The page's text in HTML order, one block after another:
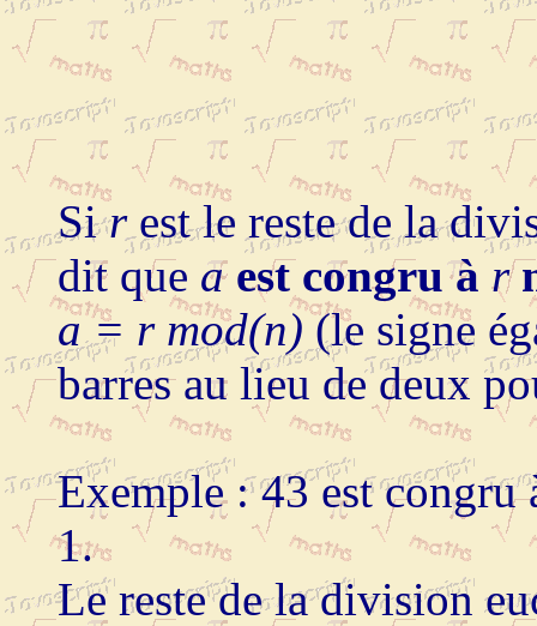
Sirest le reste de la
dit que a est congru à r
a = r mod(n)(le signe
barres au lieu de deux
Exemple : 43 est
1.
Le reste de la division